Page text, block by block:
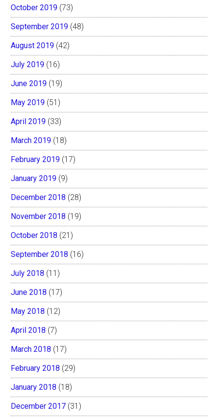
October 2019 (73)
September 2019 (48)
August 2019 (42)
July 2019 (16)
June 2019 (19)
May 2019 (51)
April 2019 (33)
March 2019 (18)
February 2019 (17)
January 2019 (9)
December 2018 (28)
November 2018 (19)
October 2018 (21)
September 2018 (16)
July 2018 (11)
June 2018 (17)
May 2018 (12)
April 2018 (7)
March 2018 (17)
February 2018 (29)
January 2018 (18)
December 2017 (31)